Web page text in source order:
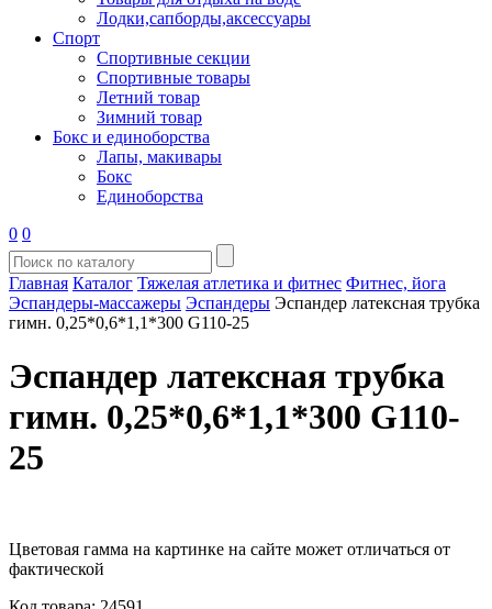
Лодки,сапборды,аксессуары
Спорт
Спортивные секции
Спортивные товары
Летний товар
Зимний товар
Бокс и единоборства
Лапы, макивары
Бокс
Единоборства
0 0
Главная Каталог Тяжелая атлетика и фитнес Фитнес, йога
Эспандеры-массажеры Эспандеры Эспандер латексная трубка
гимн. 0,25*0,6*1,1*300 G110-25
Эспандер латексная трубка
гимн. 0,25*0,6*1,1*300 G110-
25
Цветовая гамма на картинке на сайте может отличаться от
фактической